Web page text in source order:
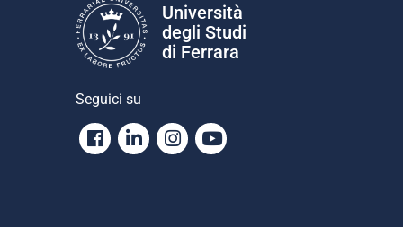
Università
degli Studi
di Ferrara
Seguici su
Facebook
LinkedinInstagram
Youtube